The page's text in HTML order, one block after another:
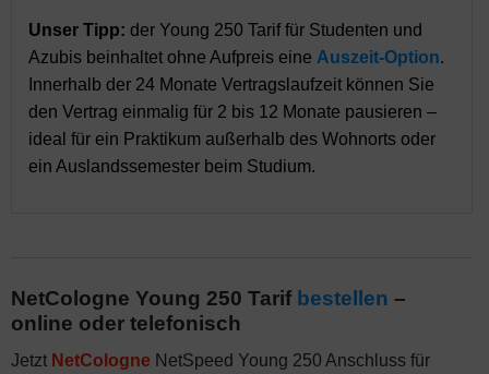
Unser Tipp: der Young 250 Tarif für Studenten und
Azubis beinhaltet ohne Aufpreis eine Auszeit-Option.
Innerhalb der 24 Monate Vertragslaufzeit können Sie
den Vertrag einmalig für 2 bis 12 Monate pausieren –
ideal für ein Praktikum außerhalb des Wohnorts oder
ein Auslandssemester beim Studium.
NetCologne Young 250 Tarif bestellen –
online oder telefonisch
Jetzt NetCologne NetSpeed Young 250 Anschluss für